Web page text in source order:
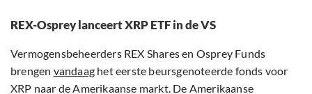
REX-Osprey lanceert XRP ETF in de VS
Vermogensbeheerders REX Shares en Osprey Funds
brengen vandaag het eerste beursgenoteerde fonds voor
XRP naar de Amerikaanse markt. De Amerikaanse